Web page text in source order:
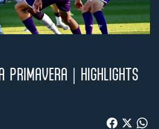
PRIMAVERA | HIGHLIGHTS